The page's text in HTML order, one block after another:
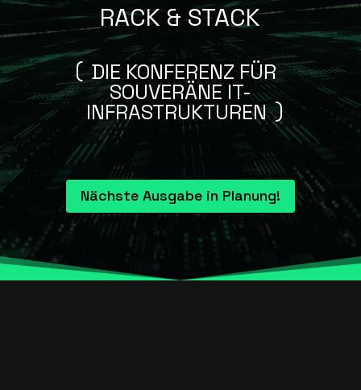
RACK & STACK
DIE KONFERENZ FÜR
SOUVERÄNE IT-
INFRASTRUKTUREN
Nächste Ausgabe in Planung!